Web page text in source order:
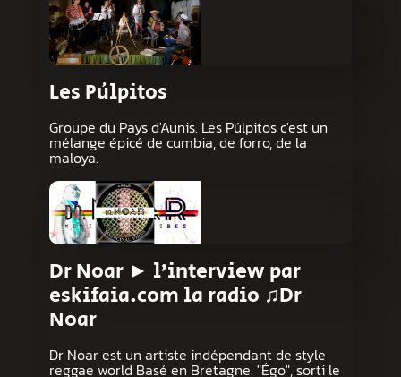
Les Púlpitos
Groupe du Pays d'Aunis. Les Púlpitos c'est un
mélange épicé de cumbia, de forro, de la
maloya.
Dr Noar ► l’interview par
eskifaia.com la radio ♫Dr
Noar
Dr Noar est un artiste indépendant de style
reggae world Basé en Bretagne. "Égo", sorti le